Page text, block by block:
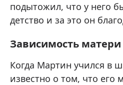
подытожил, что у него
детство и за это он
Зависимость матери
Когда Мартин учился в
известно о том, что его